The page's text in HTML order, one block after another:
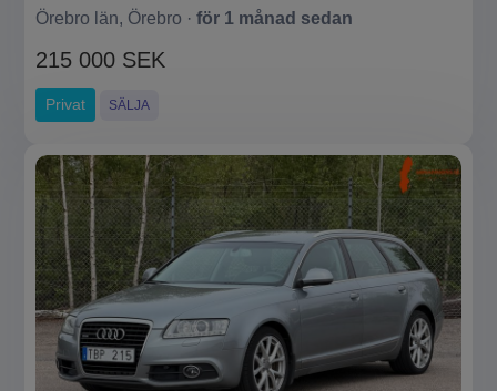
Örebro län, Örebro · för 1 månad sedan
215 000 SEK
Privat SÄLJA